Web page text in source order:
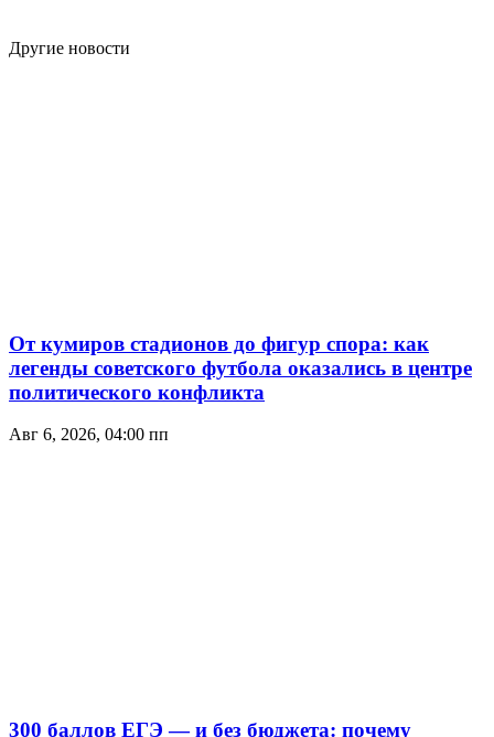
Другие новости
От кумиров стадионов до фигур спора: как
легенды советского футбола оказались в центре
политического конфликта
Авг 6, 2026, 04:00 пп
300 баллов ЕГЭ — и без бюджета: почему